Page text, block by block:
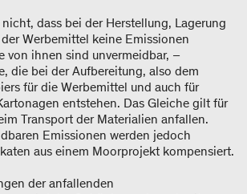
dass bei der Herstellung, Lagerung
Werbemittel keine Emissionen
von ihnen sind unvermeidbar, –
die bei der Aufbereitung, also dem
für die Werbemittel und auch für
entstehen. Das Gleiche gilt für
Transport der Materialien anfallen.
Emissionen werden jedoch
aus einem Moorprojekt kompensiert.
der anfallenden